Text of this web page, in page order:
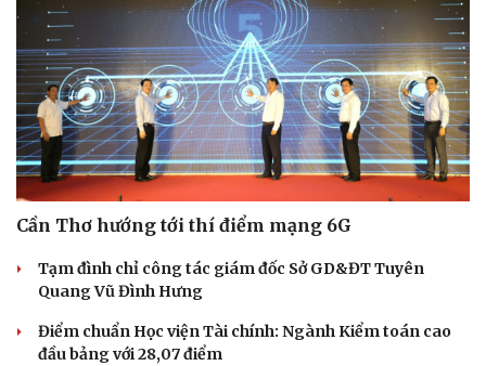
Du lịch
Tư vấn
Săn Tour
check-in
Podcast
Câu chuyện thời sự
Đọc truyện đêm khuya
Cửa sổ tình yêu
Kể chuyện cho bé
Hạt giống tâm hồn
Cần Thơ hướng tới thí điểm mạng 6G
Tạm đình chỉ công tác giám đốc Sở GD&ĐT Tuyên
Quang Vũ Đình Hưng
Điểm chuẩn Học viện Tài chính: Ngành Kiểm toán cao
đầu bảng với 28,07 điểm